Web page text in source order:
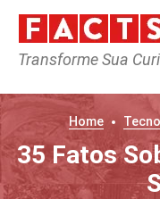
Transforme Sua
Home
35 Fatos